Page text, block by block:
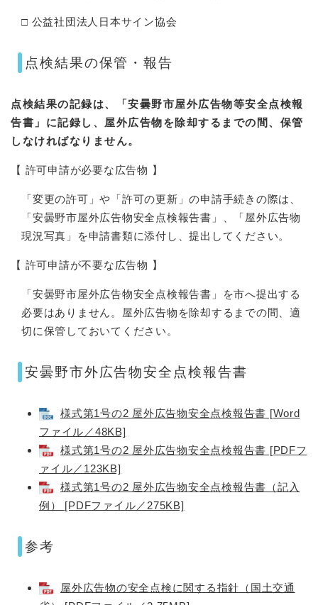
□ 公益社団法人日本サイン協会
点検結果の保管・報告
点検結果の記録は、「安曇野市屋外広告物等安全点検報
告書」に記録し、屋外​広告物を除却するまでの間、保管
しなければなりません。
【 許可申請が必要な広告物 】
「変更の許可」や「許可の更新」の申請手続きの際は、
「安曇野市屋外広告物安全点検報告書」、「屋外広告物
現況写真」を申請書類に添付し、提出してください。
【 許可申請が不要な広告物 】
「安曇野市屋外広告物安全点検報告書」を市へ提出する
必要はありません。屋外広告物を除却するまでの間、適
切に保管しておいてください。​
安曇野市外広告物安全点検報告書
様式第1号の2 屋外広告物安全点検報告書 [Word
ファイル／48KB]
様式第1号の2 屋外広告物安全点検報告書 [PDFフ
ァイル／123KB]
様式第1号の2 屋外広告物安全点検報告書（記入
例） [PDFファイル／275KB]
参考
屋外広告物の安全点検に関する指針（国土交通